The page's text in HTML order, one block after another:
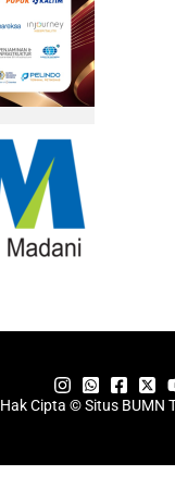
Hak Cipta © Situs BUMN